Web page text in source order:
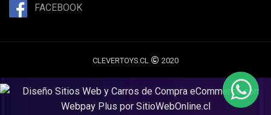
FACEBOOK
CLEVERTOYS.CL 2020